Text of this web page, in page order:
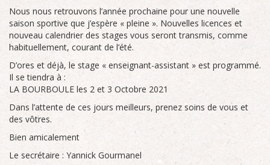
Nous nous retrouvons l’année prochaine pour une nouvelle
saison sportive que j’espère « pleine ». Nouvelles licences et
nouveau calendrier des stages vous seront transmis, comme
habituellement, courant de l’été.
D’ores et déjà, le stage « enseignant-assistant » est programmé.
Il se tiendra à :
LA BOURBOULE les 2 et 3 Octobre 2021
Dans l’attente de ces jours meilleurs, prenez soins de vous et
des vôtres.
Bien amicalement
Le secrétaire : Yannick Gourmanel